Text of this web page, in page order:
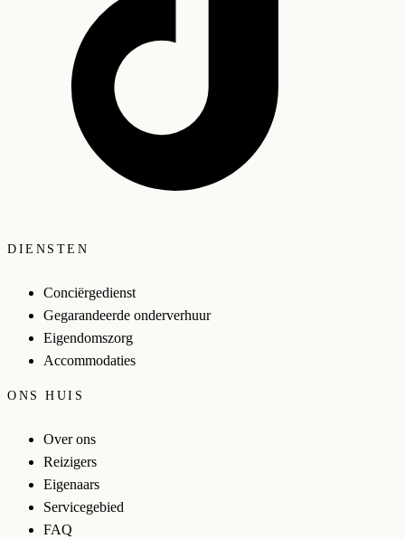
DIENSTEN
Conciërgedienst
Gegarandeerde onderverhuur
Eigendomszorg
Accommodaties
ONS HUIS
Over ons
Reizigers
Eigenaars
Servicegebied
FAQ